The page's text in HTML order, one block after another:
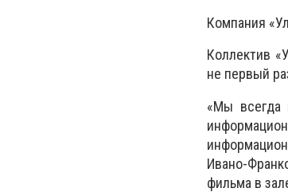
Компания
Коллектив
не первый
«Мы всегда
Ивано-
фильма в